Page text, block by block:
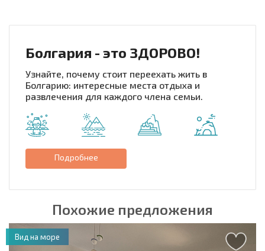
Болгария - это ЗДОРОВО!
Узнайте, почему стоит переехать жить в
Болгарию: интересные места отдыха и
развлечения для каждого члена семьи.
Подробнее
Похожие предложения
Вид на море